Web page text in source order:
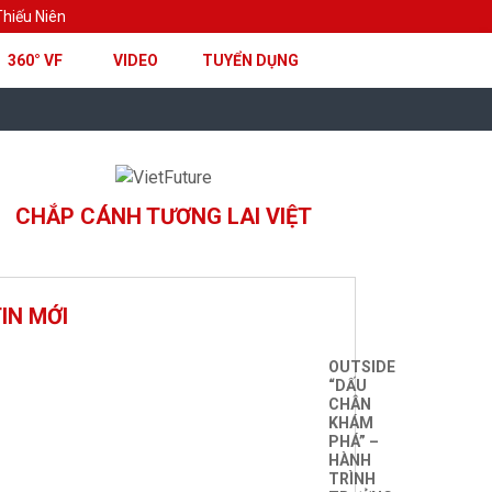
Niên
360° VF VIDEO TUYỂN DỤNG
CHẮP CÁNH TƯƠNG LAI VIỆT
MỚI
OUTSIDE
“DẤU
CHÂN
KHÁM
PHÁ” –
HÀNH
TRÌNH